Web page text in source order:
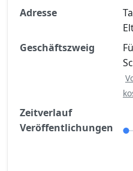
Jetzt
Adresse
Geschäftszweig
Zeitverlauf
Veröffentlichungen